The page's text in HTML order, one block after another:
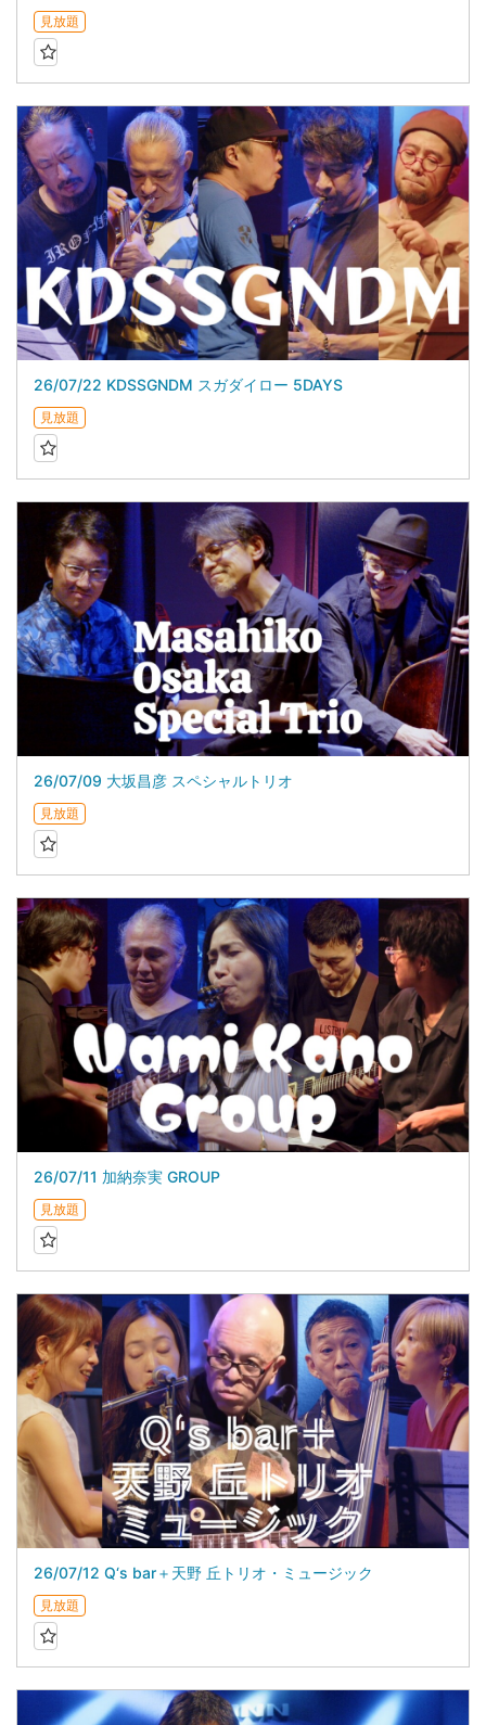
見放題
26/07/22 KDSSGNDM スガダイロー 5DAYS
見放題
26/07/09 大坂昌彦 スペシャルトリオ
見放題
26/07/11 加納奈実 GROUP
見放題
26/07/12 Q‘s bar＋天野 丘トリオ・ミュージック
見放題